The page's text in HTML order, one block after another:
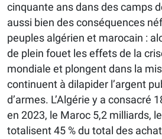
cinquante ans dans des camps
aussi bien des conséquences
peuples algérien et marocain :
de plein fouet les effets de la
mondiale et plongent dans la
continuent à dilapider l’argent
d’armes. L’Algérie y a consacré
en 2023, le Maroc 5,2 milliards,
totalisent 45 % du total des